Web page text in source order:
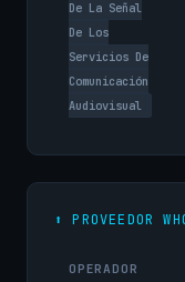
De La Señal
De Los
Servicios De
Comunicación
Audiovisual
⬆️ PROVEEDOR
OPERADOR